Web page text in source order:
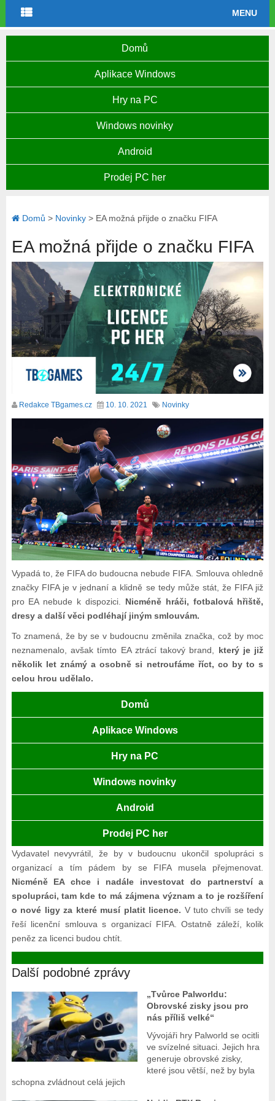
MENU
Domů
Aplikace Windows
Hry na PC
Windows novinky
Android
Prodej PC her
Domů > Novinky> EA možná přijde o značku FIFA
EA možná přijde o značku FIFA
Redakce TBgames.cz 10. 10. 2021 Novinky
Vypadá to, že FIFA do budoucna nebude FIFA. Smlouva ohledně
značky FIFA je v jednaní a klidně se tedy může stát, že FIFA již
pro EA nebude k dispozici. Nicméně hráči, fotbalová hřiště,
dresy a další věci podléhají jiným smlouvám.
To znamená, že by se v budoucnu změnila značka, což by moc
neznamenalo, avšak tímto EA ztrácí takový brand,
který je již
několik let známý a osobně si netroufáme říct, co by to s
celou hrou udělalo.
Domů
Aplikace Windows
Hry na PC
Windows novinky
Android
Prodej PC her
Vydavatel nevyvrátil, že by v budoucnu ukončil spolupráci s
organizací a tím pádem by se FIFA musela přejmenovat.
Nicméně EA chce i nadále investovat do partnerství a
spolupráci, tam kde to má zájmena význam a to je rozšíření
o nové ligy za které musí platit licence. V tuto chvíli se tedy
řeší licenční smlouva s organizací FIFA. Ostatně záleží, kolik
peněz za licenci budou chtít.
Další podobné zprávy
„Tvůrce Palworldu:
Obrovské zisky jsou pro
nás příliš velké“
Vývojáři hry Palworld se ocitli
ve svízelné situaci. Jejich hra
generuje obrovské zisky,
které jsou větší, než by byla
schopna zvládnout celá jejich